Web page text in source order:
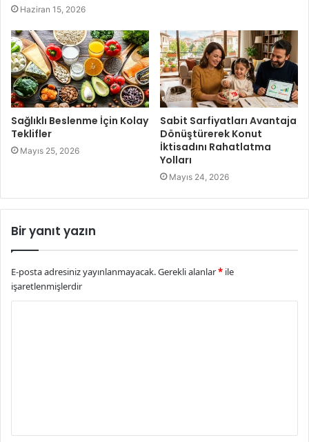
Haziran 15, 2026
Sağlıklı Beslenme İçin Kolay
Teklifler
Mayıs 25, 2026
Sabit Sarfiyatları Avantaja
Dönüştürerek Konut
İktisadını Rahatlatma
Yolları
Mayıs 24, 2026
Bir yanıt yazın
E-posta adresiniz yayınlanmayacak.Gerekli alanlar* ile
işaretlenmişlerdir